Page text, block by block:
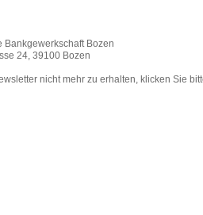
Bankgewerkschaft Bozen
24, 39100 Bozen
nicht mehr zu erhalten, klicken Sie